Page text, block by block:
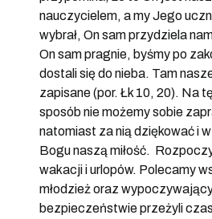
nauczycielem, a my Jego
wybrał, On sam przydziela
On sam pragnie, byśmy po
dostali się do nieba. Tam
zapisane (por. Łk 10, 20). Na
sposób nie możemy sobie
natomiast za nią dziękować i
Bogu naszą miłość.
wakacji i urlopów. Polecamy
młodzież oraz
bezpieczeństwie przeżyli